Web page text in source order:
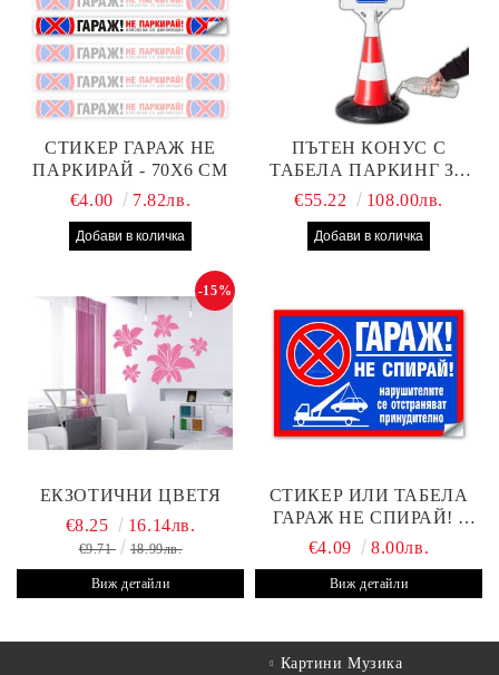
СТИКЕР ГАРАЖ НЕ
ПАРКИРАЙ - 70Х6 СМ
€4.00
7.82лв.
ПЪТЕН КОНУС С
ТАБЕЛА ПАРКИНГ ЗА
КЛИЕНТИ
€55.22 108.00лв.
ЕКЗОТИЧНИ ЦВЕТЯ
-15%
€8.25 16.14лв.
€9.71 18.99лв.
Виж детайли
СТИКЕР ИЛИ ТАБЕЛА
ГАРАЖ НЕ СПИРАЙ! -
30Х19 СМ
€4.09 8.00лв.
Виж детайли
Картини Музика